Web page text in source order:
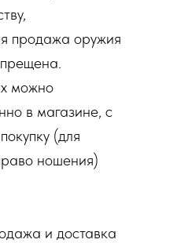
продажа оружия
можно
в магазине, с
(для
ношения)
и доставка